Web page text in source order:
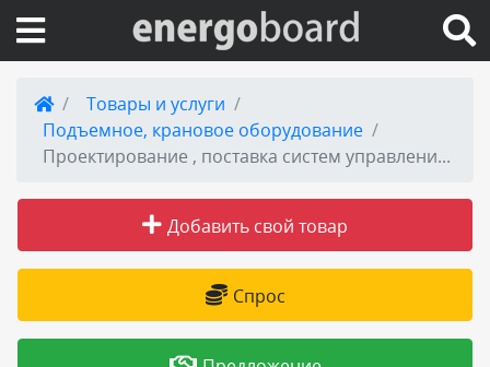
Вход на сайт
Поиск по сайту
Публикации
Справка
Товары и услуги
Подъемное, крановое оборудование
Проектирование , поставка систем управления конвейерами, АСУ ТП
Добавить свой товар
Спрос